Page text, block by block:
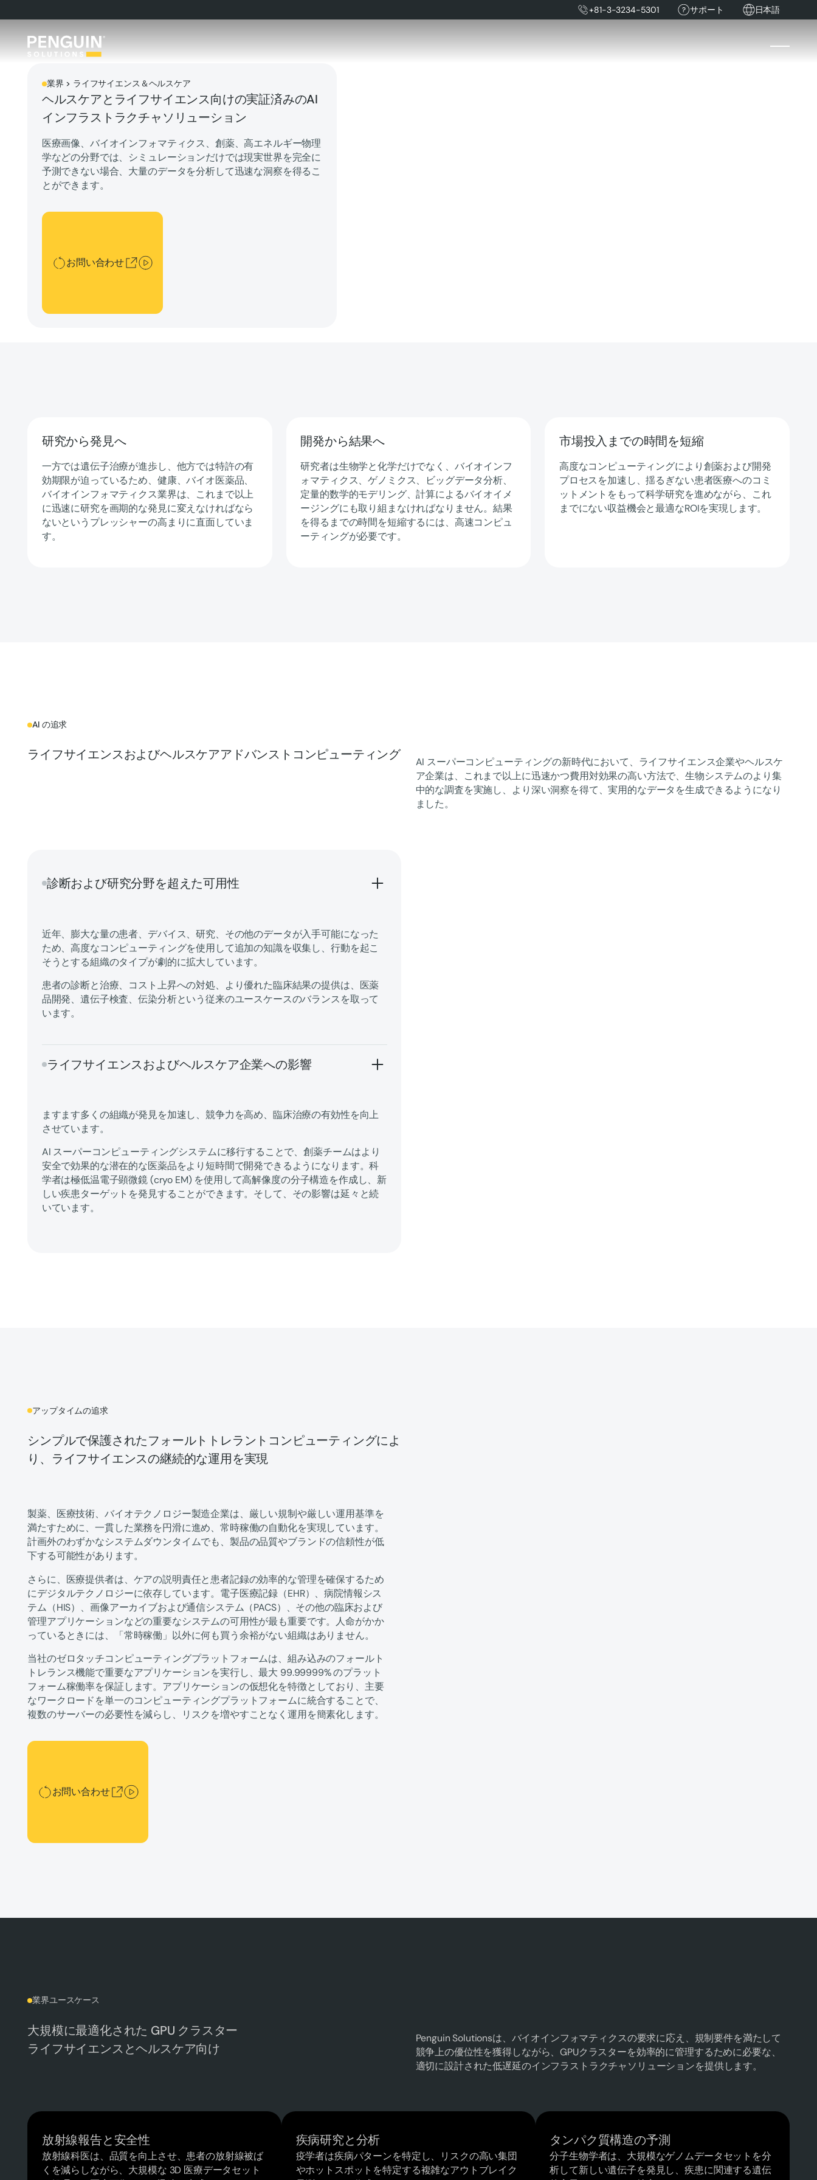
+81-3-3234-5301 サポート 日本語
業界 > ライフサイエンス＆ヘルスケア
ヘルスケアとライフサイエンス向けの実証済みのAI
インフラストラクチャソリューション
医療画像、バイオインフォマティクス、創薬、高エネルギー物理
学などの分野では、シミュレーションだけでは現実世界を完全に
予測できない場合、大量のデータを分析して迅速な洞察を得るこ
とができます。
お問い合わせ
お問い合わせ
研究から発見へ
一方では遺伝子治療が進歩し、他方では特許の有
効期限が迫っているため、健康、バイオ医薬品、
バイオインフォマティクス業界は、これまで以上
に迅速に研究を画期的な発見に変えなければなら
ないというプレッシャーの高まりに直面していま
す。
開発から結果へ
研究者は生物学と化学だけでなく、バイオインフ
ォマティクス、ゲノミクス、ビッグデータ分析、
定量的数学的モデリング、計算によるバイオイメ
ージングにも取り組まなければなりません。結果
を得るまでの時間を短縮するには、高速コンピュ
ーティングが必要です。
市場投入までの時間を短縮
高度なコンピューティングにより創薬および開発
プロセスを加速し、揺るぎない患者医療へのコミ
ットメントをもって科学研究を進めながら、これ
までにない収益機会と最適なROIを実現します。
AI の追求
ライフサイエンスおよびヘルスケアアドバンストコンピューティング
AI スーパーコンピューティングの新時代において、ライフサイエンス企業やヘルスケ
ア企業は、これまで以上に迅速かつ費用対効果の高い方法で、生物システムのより集
中的な調査を実施し、より深い洞察を得て、実用的なデータを生成できるようになり
ました。
診断および研究分野を超えた可用性
近年、膨大な量の患者、デバイス、研究、その他のデータが入手可能になった
ため、高度なコンピューティングを使用して追加の知識を収集し、行動を起こ
そうとする組織のタイプが劇的に拡大しています。
患者の診断と治療、コスト上昇への対処、より優れた臨床結果の提供は、医薬
品開発、遺伝子検査、伝染分析という従来のユースケースのバランスを取って
います。
ライフサイエンスおよびヘルスケア企業への影響
ますます多くの組織が発見を加速し、競争力を高め、臨床治療の有効性を向上
させています。
AI スーパーコンピューティングシステムに移行することで、創薬チームはより
安全で効果的な潜在的な医薬品をより短時間で開発できるようになります。科
学者は極低温電子顕微鏡 (cryo EM) を使用して高解像度の分子構造を作成し、新
しい疾患ターゲットを発見することができます。そして、その影響は延々と続
いています。
アップタイムの追求
シンプルで保護されたフォールトトレラントコンピューティングによ
り、ライフサイエンスの継続的な運用を実現
製薬、医療技術、バイオテクノロジー製造企業は、厳しい規制や厳しい運用基準を
満たすために、一貫した業務を円滑に進め、常時稼働の自動化を実現しています。
計画外のわずかなシステムダウンタイムでも、製品の品質やブランドの信頼性が低
下する可能性があります。
さらに、医療提供者は、ケアの説明責任と患者記録の効率的な管理を確保するため
にデジタルテクノロジーに依存しています。電子医療記録（EHR）、病院情報シス
テム（HIS）、画像アーカイブおよび通信システム（PACS）、その他の臨床および
管理アプリケーションなどの重要なシステムの可用性が最も重要です。人命がかか
っているときには、「常時稼働」以外に何も買う余裕がない組織はありません。
当社のゼロタッチコンピューティングプラットフォームは、組み込みのフォールト
トレランス機能で重要なアプリケーションを実行し、最大 99.99999% のプラット
フォーム稼働率を保証します。アプリケーションの仮想化を特徴としており、主要
なワークロードを単一のコンピューティングプラットフォームに統合することで、
複数のサーバーの必要性を減らし、リスクを増やすことなく運用を簡素化します。
お問い合わせ
お問い合わせ
業界ユースケース
大規模に最適化された GPU クラスター
ライフサイエンスとヘルスケア向け
Penguin Solutionsは、バイオインフォマティクスの要求に応え、規制要件を満たして
競争上の優位性を獲得しながら、GPUクラスターを効率的に管理するために必要な、
適切に設計された低遅延のインフラストラクチャソリューションを提供します。
放射線報告と安全性
放射線科医は、品質を向上させ、患者の放射線被ば
くを減らしながら、大規模な 3D 医療データセット
疾病研究と分析
疫学者は疾病パターンを特定し、リスクの高い集団
やホットスポットを特定する複雑なアウトブレイク
タンパク質構造の予測
分子生物学者は、大規模なゲノムデータセットを分
析して新しい遺伝子を発見し、疾患に関連する遺伝